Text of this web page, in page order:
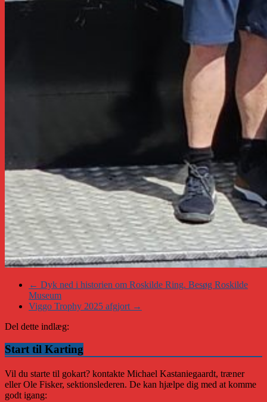
← Dyk ned i historien om Roskilde Ring. Besøg Roskilde
Museum
Viggo Trophy 2025 afgjort →
Del dette indlæg:
Start til Karting
Vil du starte til gokart? kontakte Michael Kastaniegaardt, træner
eller Ole Fisker, sektionslederen. De kan hjælpe dig med at komme
godt igang: